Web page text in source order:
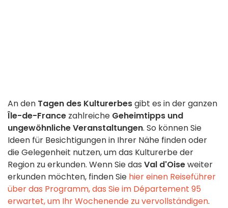
An den Tagen des Kulturerbesgibt es in der ganzen
Île-de-France zahlreiche Geheimtipps und
ungewöhnliche Veranstaltungen. So können Sie
Ideen für Besichtigungen in Ihrer Nähe finden oder
die Gelegenheit nutzen, um das Kulturerbe der
Region zu erkunden. Wenn Sie das Val d'Oiseweiter
erkunden möchten, finden Sie hier einen Reiseführer
über das Programm, das Sie im Département 95
erwartet, um Ihr Wochenende zu vervollständigen.